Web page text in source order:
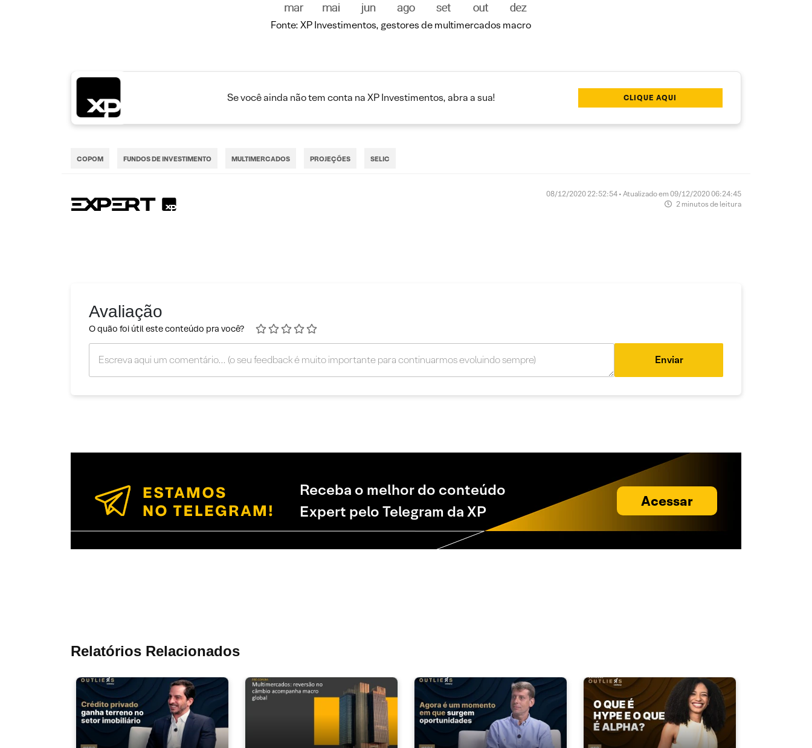
Fonte: XP Investimentos, gestores de multimercados macro
Se você ainda não tem conta na XP Investimentos, abra a sua! CLIQUE AQUI
COPOM FUNDOS DE INVESTIMENTO MULTIMERCADOS PROJEÇÕES SELIC
08/12/2020 22:52:54 • Atualizado em 09/12/2020 06:24:45
2 minutos de leitura
Avaliação
O quão foi útil este conteúdo pra você?
Enviar
Receba o melhor do conteúdo
Expert pelo Telegram da XP
Acessar
Relatórios Relacionados